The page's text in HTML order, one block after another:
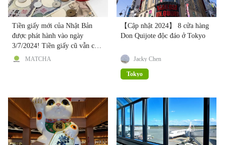
Tiền giấy mới của Nhật Bản
được phát hành vào ngày
3/7/2024! Tiền giấy cũ vẫn có
thể sử dụng
MATCHA
【Cập nhật 2024】 8 cửa hàng
Don Quijote độc đáo ở Tokyo
Jacky Chen
Tokyo